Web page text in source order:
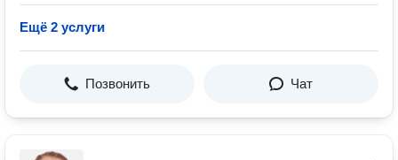
Ещё 2 услуги
Позвонить Чат